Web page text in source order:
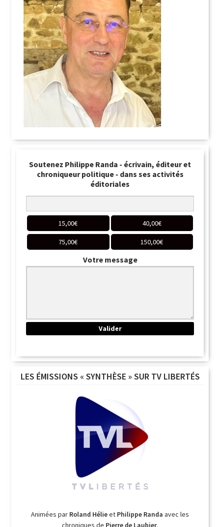
Soutenez Philippe Randa - écrivain, éditeur et
chroniqueur politique - dans ses activités
éditoriales
15,00€ 40,00€
75,00€ 150,00€
Votre message
LES ÉMISSIONS « SYNTHÈSE » SUR TV LIBERTÉS
Animées par Roland Hélieet Philippe Randa avec les
chroniques de Pierre de Laubier.